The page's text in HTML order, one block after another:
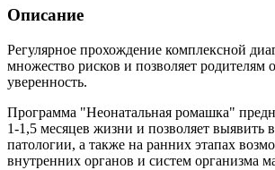
Описание
Регулярное прохождение комплексной
множество рисков и позволяет родителям
уверенность.
Программа "Неонатальная ромашка"
1-1,5 месяцев жизни и позволяет выявить
патологии, а также на ранних этапах
внутренних органов и систем организма